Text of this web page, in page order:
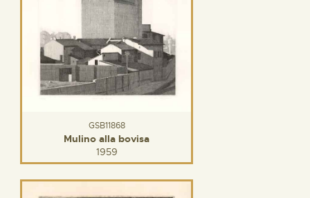
GSB11868
Mulino alla bovisa
1959